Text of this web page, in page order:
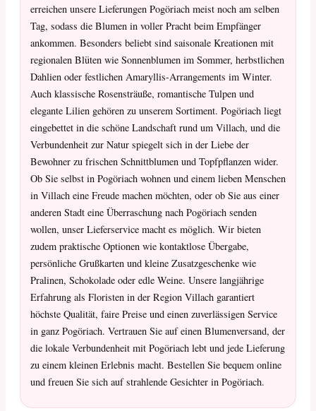
erreichen unsere Lieferungen Pogöriach meist noch am selben
Tag, sodass die Blumen in voller Pracht beim Empfänger
ankommen. Besonders beliebt sind saisonale Kreationen mit
regionalen Blüten wie Sonnenblumen im Sommer, herbstlichen
Dahlien oder festlichen Amaryllis-Arrangements im Winter.
Auch klassische Rosensträuße, romantische Tulpen und
elegante Lilien gehören zu unserem Sortiment. Pogöriach liegt
eingebettet in die schöne Landschaft rund um Villach, und die
Verbundenheit zur Natur spiegelt sich in der Liebe der
Bewohner zu frischen Schnittblumen und Topfpflanzen wider.
Ob Sie selbst in Pogöriach wohnen und einem lieben Menschen
in Villach eine Freude machen möchten, oder ob Sie aus einer
anderen Stadt eine Überraschung nach Pogöriach senden
wollen, unser Lieferservice macht es möglich. Wir bieten
zudem praktische Optionen wie kontaktlose Übergabe,
persönliche Grußkarten und kleine Zusatzgeschenke wie
Pralinen, Schokolade oder edle Weine. Unsere langjährige
Erfahrung als Floristen in der Region Villach garantiert
höchste Qualität, faire Preise und einen zuverlässigen Service
in ganz Pogöriach. Vertrauen Sie auf einen Blumenversand, der
die lokale Verbundenheit mit Pogöriach lebt und jede Lieferung
zu einem kleinen Erlebnis macht. Bestellen Sie bequem online
und freuen Sie sich auf strahlende Gesichter in Pogöriach.